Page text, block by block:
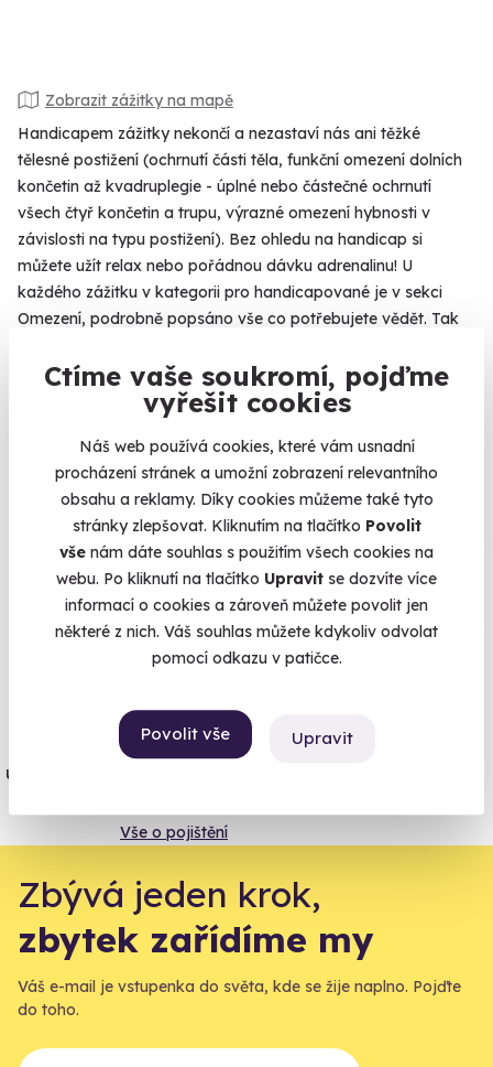
Ctíme vaše soukromí, pojďme
vyřešit cookies
Náš web používá cookies, které vám usnadní
procházení stránek a umožní zobrazení relevantního
obsahu a reklamy. Díky cookies můžeme také tyto
stránky zlepšovat. Kliknutím na tlačítko Povolit
vše nám dáte souhlas s použitím všech cookies na
webu. Po kliknutí na tlačítko Upravit se dozvíte více
informací o cookies a zároveň můžete povolit jen
některé z nich. Váš souhlas můžete kdykoliv odvolat
pomocí odkazu v patičce.
Povolit vše Upravit
Zobrazit zážitky na mapě
Handicapem zážitky nekončí a nezastaví nás ani těžké
tělesné postižení (ochrnutí části těla, funkční omezení dolních
končetin až kvadruplegie - úplné nebo částečné ochrnutí
všech čtyř končetin a trupu, výrazné omezení hybnosti v
závislosti na typu postižení). Bez ohledu na handicap si
můžete užít relax nebo pořádnou dávku adrenalinu! U
každého zážitku v kategorii pro handicapované je v sekci
Omezení, podrobně popsáno vše co potřebujete vědět. Tak
Naheureka.cz máme
96% spokojenost zákazníků.
Co si o nás myslí
Jeden nikdy neví. Máme nejvyšší
úrazové pojištění z nabídky zážitkových
Vše o pojištění
Zbývá jeden krok,
zbytek zařídíme my
Váš e-mail je vstupenka do světa, kde se žije naplno. Pojďte
do toho.